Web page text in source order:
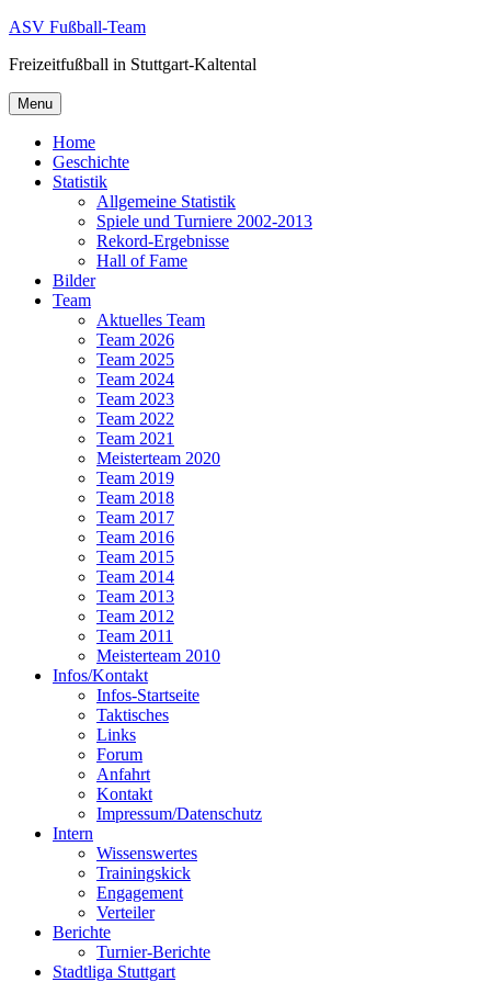
Skip
content
ASV Fußball-Team
Freizeitfußball in Stuttgart-Kaltental
Menu
Home
Geschichte
Statistik
Allgemeine Statistik
Spiele und Turniere 2002-2013
Rekord-Ergebnisse
Hall of Fame
Bilder
Team
Aktuelles Team
Team 2026
Team 2025
Team 2024
Team 2023
Team 2022
Team 2021
Meisterteam 2020
Team 2019
Team 2018
Team 2017
Team 2016
Team 2015
Team 2014
Team 2013
Team 2012
Team 2011
Meisterteam 2010
Infos/Kontakt
Infos-Startseite
Taktisches
Links
Forum
Anfahrt
Kontakt
Impressum/Datenschutz
Intern
Wissenswertes
Trainingskick
Engagement
Verteiler
Berichte
Turnier-Berichte
Stadtliga Stuttgart